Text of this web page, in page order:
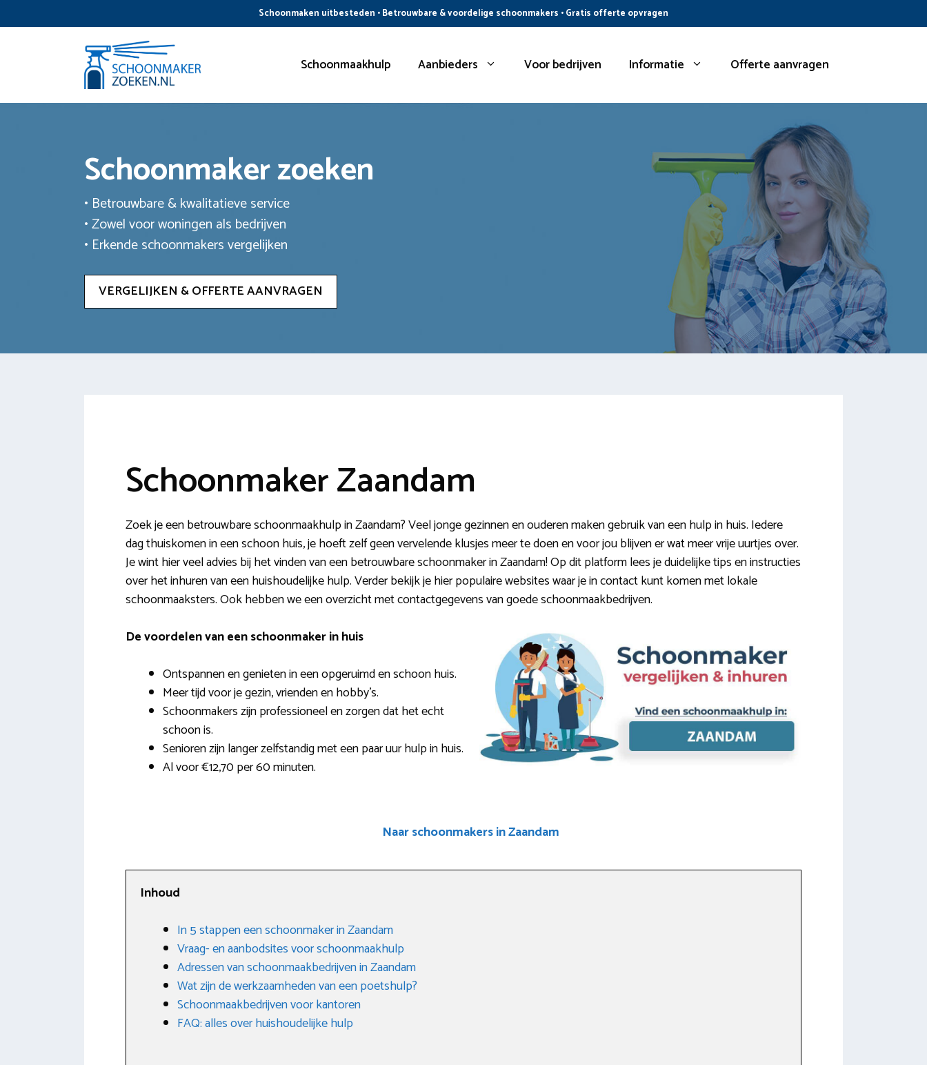
naar
Schoonmaken uitbesteden • Betrouwbare & voordelige schoonmakers • Gratis offerte opvragen
Schoonmaakhulp Aanbieders Voor bedrijven Informatie Offerte aanvragen
Schoonmaker zoeken
• Betrouwbare & kwalitatieve service
• Zowel voor woningen als bedrijven
• Erkende schoonmakers vergelijken
VERGELIJKEN & OFFERTE AANVRAGEN
Schoonmaker Zaandam
Zoek je een betrouwbare schoonmaakhulp in Zaandam? Veel jonge gezinnen en ouderen maken gebruik van een hulp in huis. Iedere
dag thuiskomen in een schoon huis, je hoeft zelf geen vervelende klusjes meer te doen en voor jou blijven er wat meer vrije uurtjes over.
Je wint hier veel advies bij het vinden van een betrouwbare schoonmaker in Zaandam! Op dit platform lees je duidelijke tips en instructies
over het inhuren van een huishoudelijke hulp. Verder bekijk je hier populaire websites waar je in contact kunt komen met lokale
schoonmaaksters. Ook hebben we een overzicht met contactgegevens van goede schoonmaakbedrijven.
De voordelen van een schoonmaker in huis
Ontspannen en genieten in een opgeruimd en schoon huis.
Meer tijd voor je gezin, vrienden en hobby’s.
Schoonmakers zijn professioneel en zorgen dat het echt
schoon is.
Senioren zijn langer zelfstandig met een paar uur hulp in huis.
Al voor €12,70 per 60 minuten.
Naar schoonmakers in Zaandam
Inhoud
In 5 stappen een schoonmaker in Zaandam
Vraag- en aanbodsites voor schoonmaakhulp
Adressen van schoonmaakbedrijven in Zaandam
Wat zijn de werkzaamheden van een poetshulp?
Schoonmaakbedrijven voor kantoren
FAQ: alles over huishoudelijke hulp